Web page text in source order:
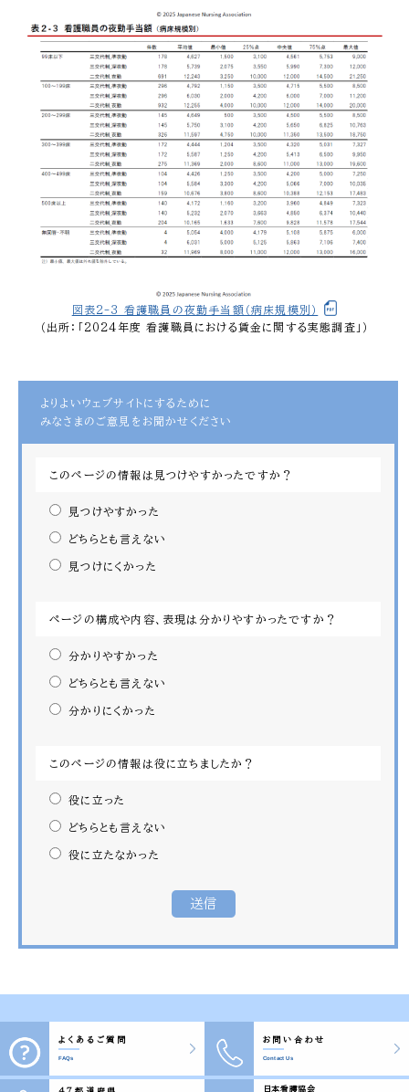
図表2-3_看護職員の夜勤手当額（病床規模別）
（出所：「2024年度 看護職員における賃金に関する実態調査」）
よりよいウェブサイトにするために
みなさまのご意見をお聞かせください
このページの情報は見つけやすかったですか？
見つけやすかった
どちらとも言えない
見つけにくかった
ページの構成や内容、表現は分かりやすかったですか？
分かりやすかった
どちらとも言えない
分かりにくかった
このページの情報は役に立ちましたか？
役に立った
どちらとも言えない
役に立たなかった
よくあるご質問
FAQs
お問い合わせ
Contact Us
日本看護協会